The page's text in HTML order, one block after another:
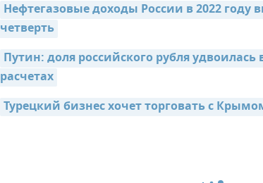
Нефтегазовые доходы России в 2022 году
четверть
Путин: доля российского рубля
расчетах
Турецкий бизнес хочет торговать с